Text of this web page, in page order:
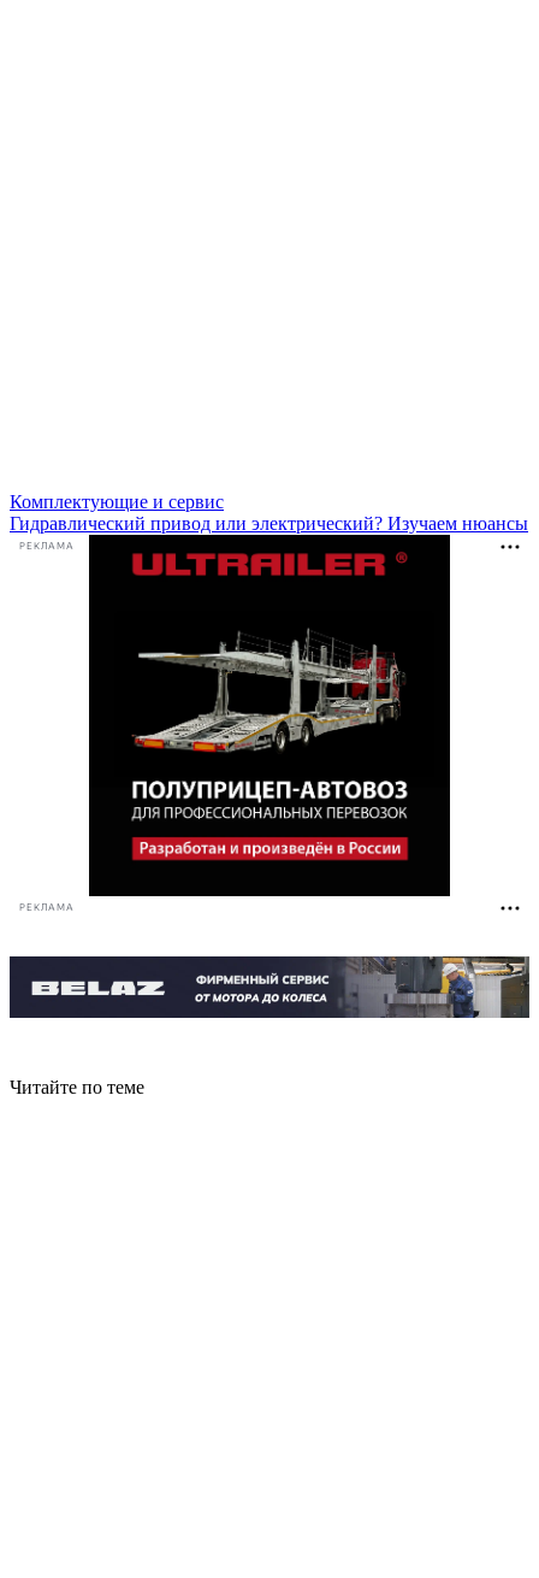
Комплектующие и сервис
Гидравлический привод или электрический? Изучаем нюансы
РЕКЛАМА
РЕКЛАМА
Читайте по теме